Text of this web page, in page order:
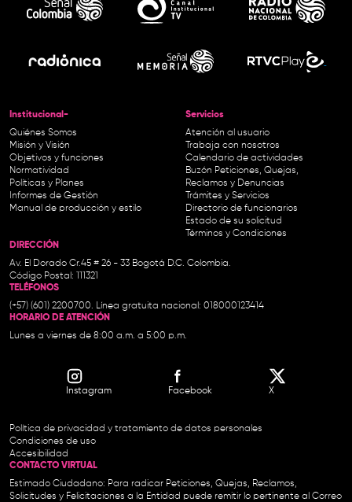
Institucional-
Quiénes Somos
Misión y Visión
Objetivos y funciones
Normatividad
Políticas y Planes
Informes de Gestión
Manual de producción y estilo
Servicios
Atención al usuario
Trabaja con nosotros
Calendario de actividades
Buzón Peticiones, Quejas,
Reclamos y Denuncias
Trámites y Servicios
Directorio de funcionarios
Estado de su solicitud
Términos y Condiciones
DIRECCIÓN
Av. El Dorado Cr.45 # 26 - 33 Bogotá D.C. Colombia.
Código Postal: 111321
TELÉFONOS
(+57) (601) 2200700. Línea gratuita nacional: 018000123414
HORARIO DE ATENCIÓN
Lunes a viernes de 8:00 a.m. a 5:00 p.m.
Instagram Facebook X
Política de privacidad y tratamiento de datos personales
Condiciones de uso
Accesibilidad
CONTACTO VIRTUAL
Estimado Ciudadano: Para radicar Peticiones, Quejas, Reclamos,
Solicitudes y Felicitaciones a la Entidad puede remitir lo pertinente al Correo